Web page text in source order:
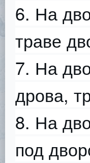
6. На
траве
7. На
дрова,
8. На
под